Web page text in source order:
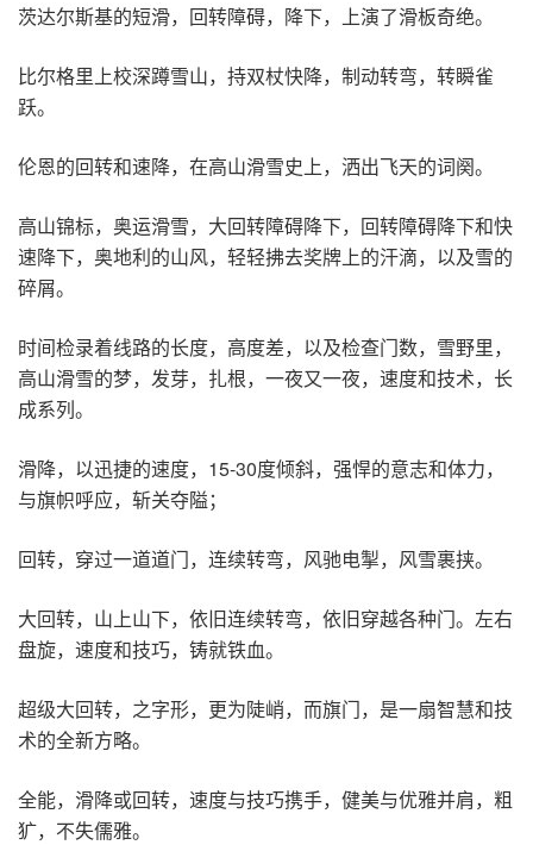
茨达尔斯基的短滑，回转障碍，降下，上演了滑板奇绝。
比尔格里上校深蹲雪山，持双杖快降，制动转弯，转瞬雀
跃。
伦恩的回转和速降，在高山滑雪史上，洒出飞天的词阕。
高山锦标，奥运滑雪，大回转障碍降下，回转障碍降下和快
速降下，奥地利的山风，轻轻拂去奖牌上的汗滴，以及雪的
碎屑。
时间检录着线路的长度，高度差，以及检查门数，雪野里，
高山滑雪的梦，发芽，扎根，一夜又一夜，速度和技术，长
成系列。
滑降，以迅捷的速度，15-30度倾斜，强悍的意志和体力，
与旗帜呼应，斩关夺隘；
回转，穿过一道道门，连续转弯，风驰电掣，风雪裹挟。
大回转，山上山下，依旧连续转弯，依旧穿越各种门。左右
盘旋，速度和技巧，铸就铁血。
超级大回转，之字形，更为陡峭，而旗门，是一扇智慧和技
术的全新方略。
全能，滑降或回转，速度与技巧携手，健美与优雅并肩，粗
犷，不失儒雅。